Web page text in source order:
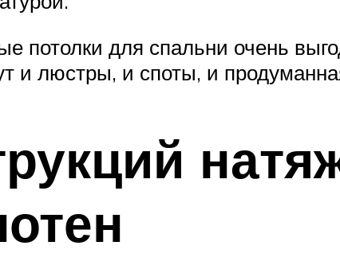
потолки для спальни очень
люстры, и споты, и